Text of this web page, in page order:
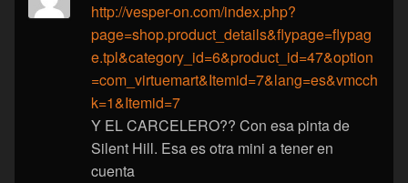
http://vesper-on.com/index.php?
page=shop.product_details&flypage=flypag
e.tpl&category_id=6&product_id=47&option
=com_virtuemart&Itemid=7&lang=es&vmcch
k=1&Itemid=7
Y EL CARCELERO?? Con esa pinta de
Silent Hill. Esa es otra mini a tener en
cuenta